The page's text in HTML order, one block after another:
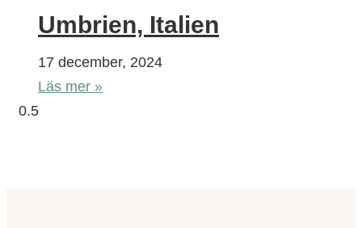
Umbrien, Italien
17 december, 2024
Läs mer »